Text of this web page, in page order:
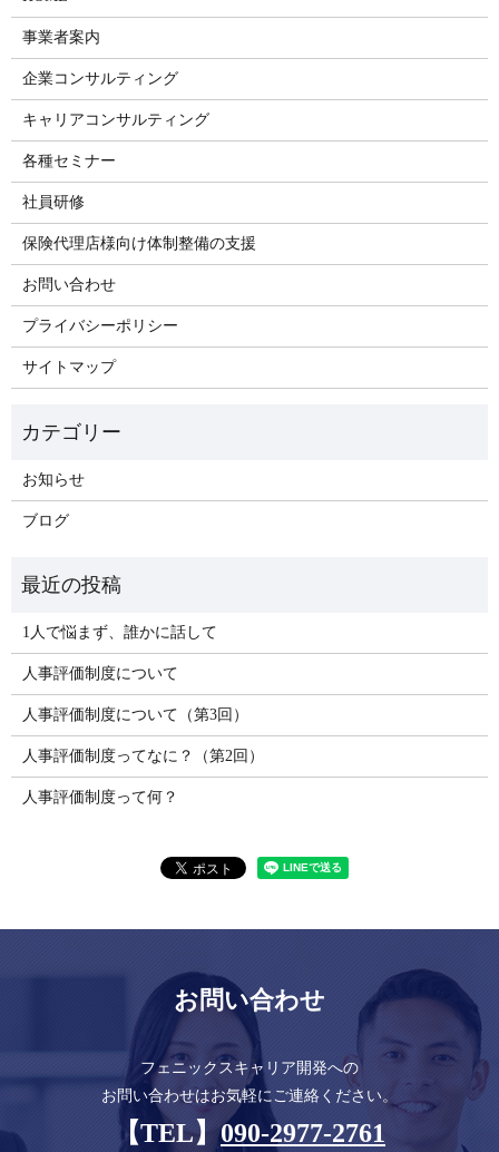
事業者案内
企業コンサルティング
キャリアコンサルティング
各種セミナー
​社員研修
保険代理店様向け体制整備の支援
お問い合わせ
プライバシーポリシー
サイトマップ
お知らせ
ブログ
1人で悩まず、誰かに話して
人事評価制度について
人事評価制度について（第3回）
人事評価制度ってなに？（第2回）
人事評価制度って何？
お問い合わせ
フェニックスキャリア開発への
お問い合わせはお気軽にご連絡ください。
【TEL】090-2977-2761